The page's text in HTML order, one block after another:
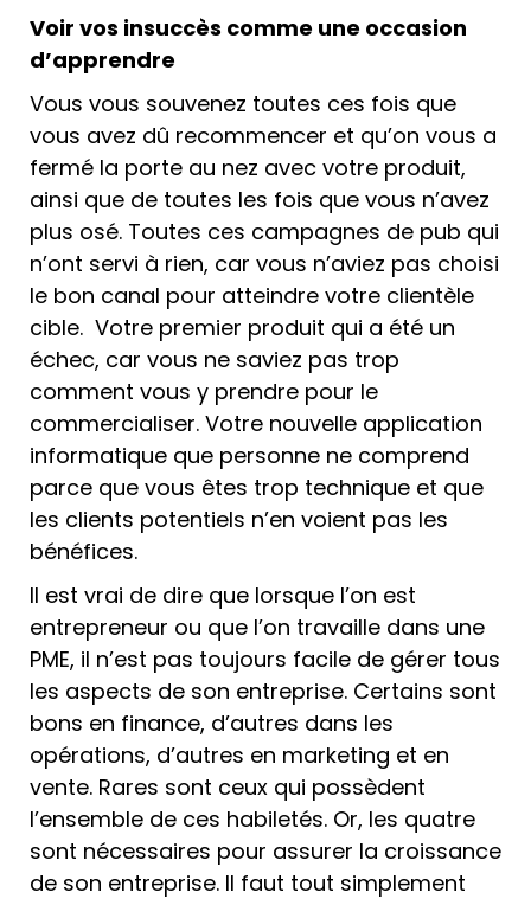
Voir vos insuccès comme une occasion
d’apprendre
Vous vous souvenez toutes ces fois que
vous avez dû recommencer et qu’on vous a
fermé la porte au nez avec votre produit,
ainsi que de toutes les fois que vous n’avez
plus osé. Toutes ces campagnes de pub qui
n’ont servi à rien, car vous n’aviez pas choisi
le bon canal pour atteindre votre clientèle
cible. Votre premier produit qui a été un
échec, car vous ne saviez pas trop
comment vous y prendre pour le
commercialiser. Votre nouvelle application
informatique que personne ne comprend
parce que vous êtes trop technique et que
les clients potentiels n’en voient pas les
bénéfices.
Il est vrai de dire que lorsque l’on est
entrepreneur ou que l’on travaille dans une
PME, il n’est pas toujours facile de gérer tous
les aspects de son entreprise. Certains sont
bons en finance, d’autres dans les
opérations, d’autres en marketing et en
vente. Rares sont ceux qui possèdent
l’ensemble de ces habiletés. Or, les quatre
sont nécessaires pour assurer la croissance
de son entreprise. Il faut tout simplement